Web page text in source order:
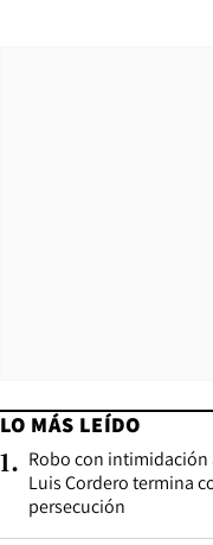
LO MÁS LEÍDO
1. Robo con intimidación
Luis Cordero termina
persecución